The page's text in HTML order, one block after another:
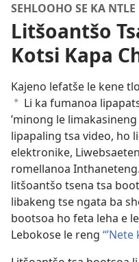
SEHLOOHO SE KA NTLE
Litšoantšo
Kotsi Kapa
Kajeno lefatše le kene
* Li ka fumanoa
’minong le
lipapaling tsa video, ho
elektronike,
romellanoa
litšoantšo tsena tsa
libakeng tse ngata ba
bootsoa ho feta leha e
Lebokose le reng